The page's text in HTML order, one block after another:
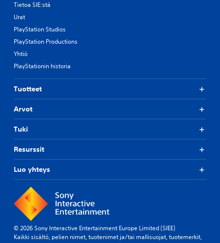
Tietoa SIE:stä
Urat
PlayStation Studios
PlayStation Productions
Yhtiö
PlayStationin historia
Tuotteet
Arvot
Tuki
Resurssit
Luo yhteys
© 2026 Sony Interactive Entertainment Europe Limited (SIEE)
Kaikki sisältö, pelien nimet, tuotenimet ja/tai mallisuojat, tuotemerkit,